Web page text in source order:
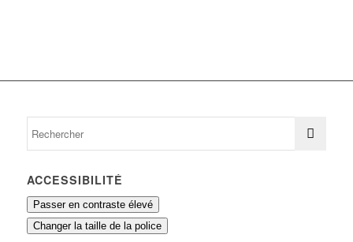
ACCESSIBILITÉ
Passer en contraste élevé
Changer la taille de la police